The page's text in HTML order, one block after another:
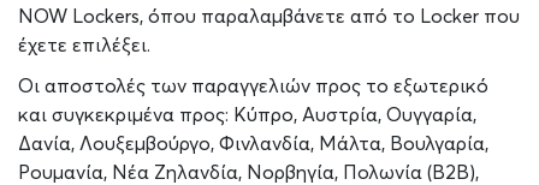
NOW Lockers, όπου παραλαμβάνετε από το Locker που
έχετε επιλέξει.
Οι αποστολές των παραγγελιών προς το εξωτερικό
και συγκεκριμένα προς: Κύπρο, Αυστρία, Ουγγαρία,
Δανία, Λουξεμβούργο, Φινλανδία, Μάλτα, Βουλγαρία,
Ρουμανία, Νέα Ζηλανδία, Νορβηγία, Πολωνία (B2B),